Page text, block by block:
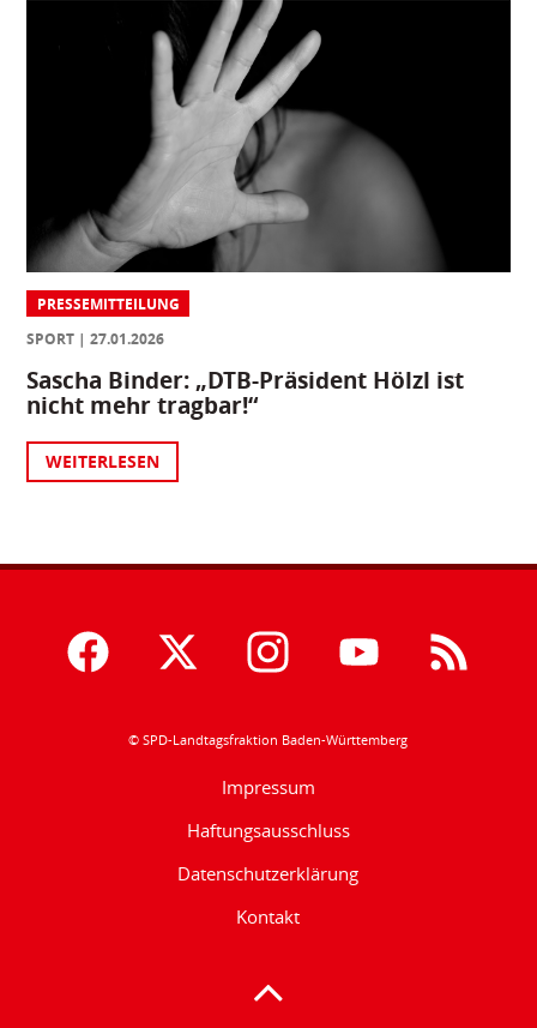
PRESSEMITTEILUNG
SPORT
27.01.2026
Sascha Binder: „DTB-Präsident Hölzl ist
nicht mehr tragbar!“
WEITERLESEN
© SPD-Landtagsfraktion Baden-Württemberg
Impressum
Haftungsausschluss
Datenschutzerklärung
Kontakt